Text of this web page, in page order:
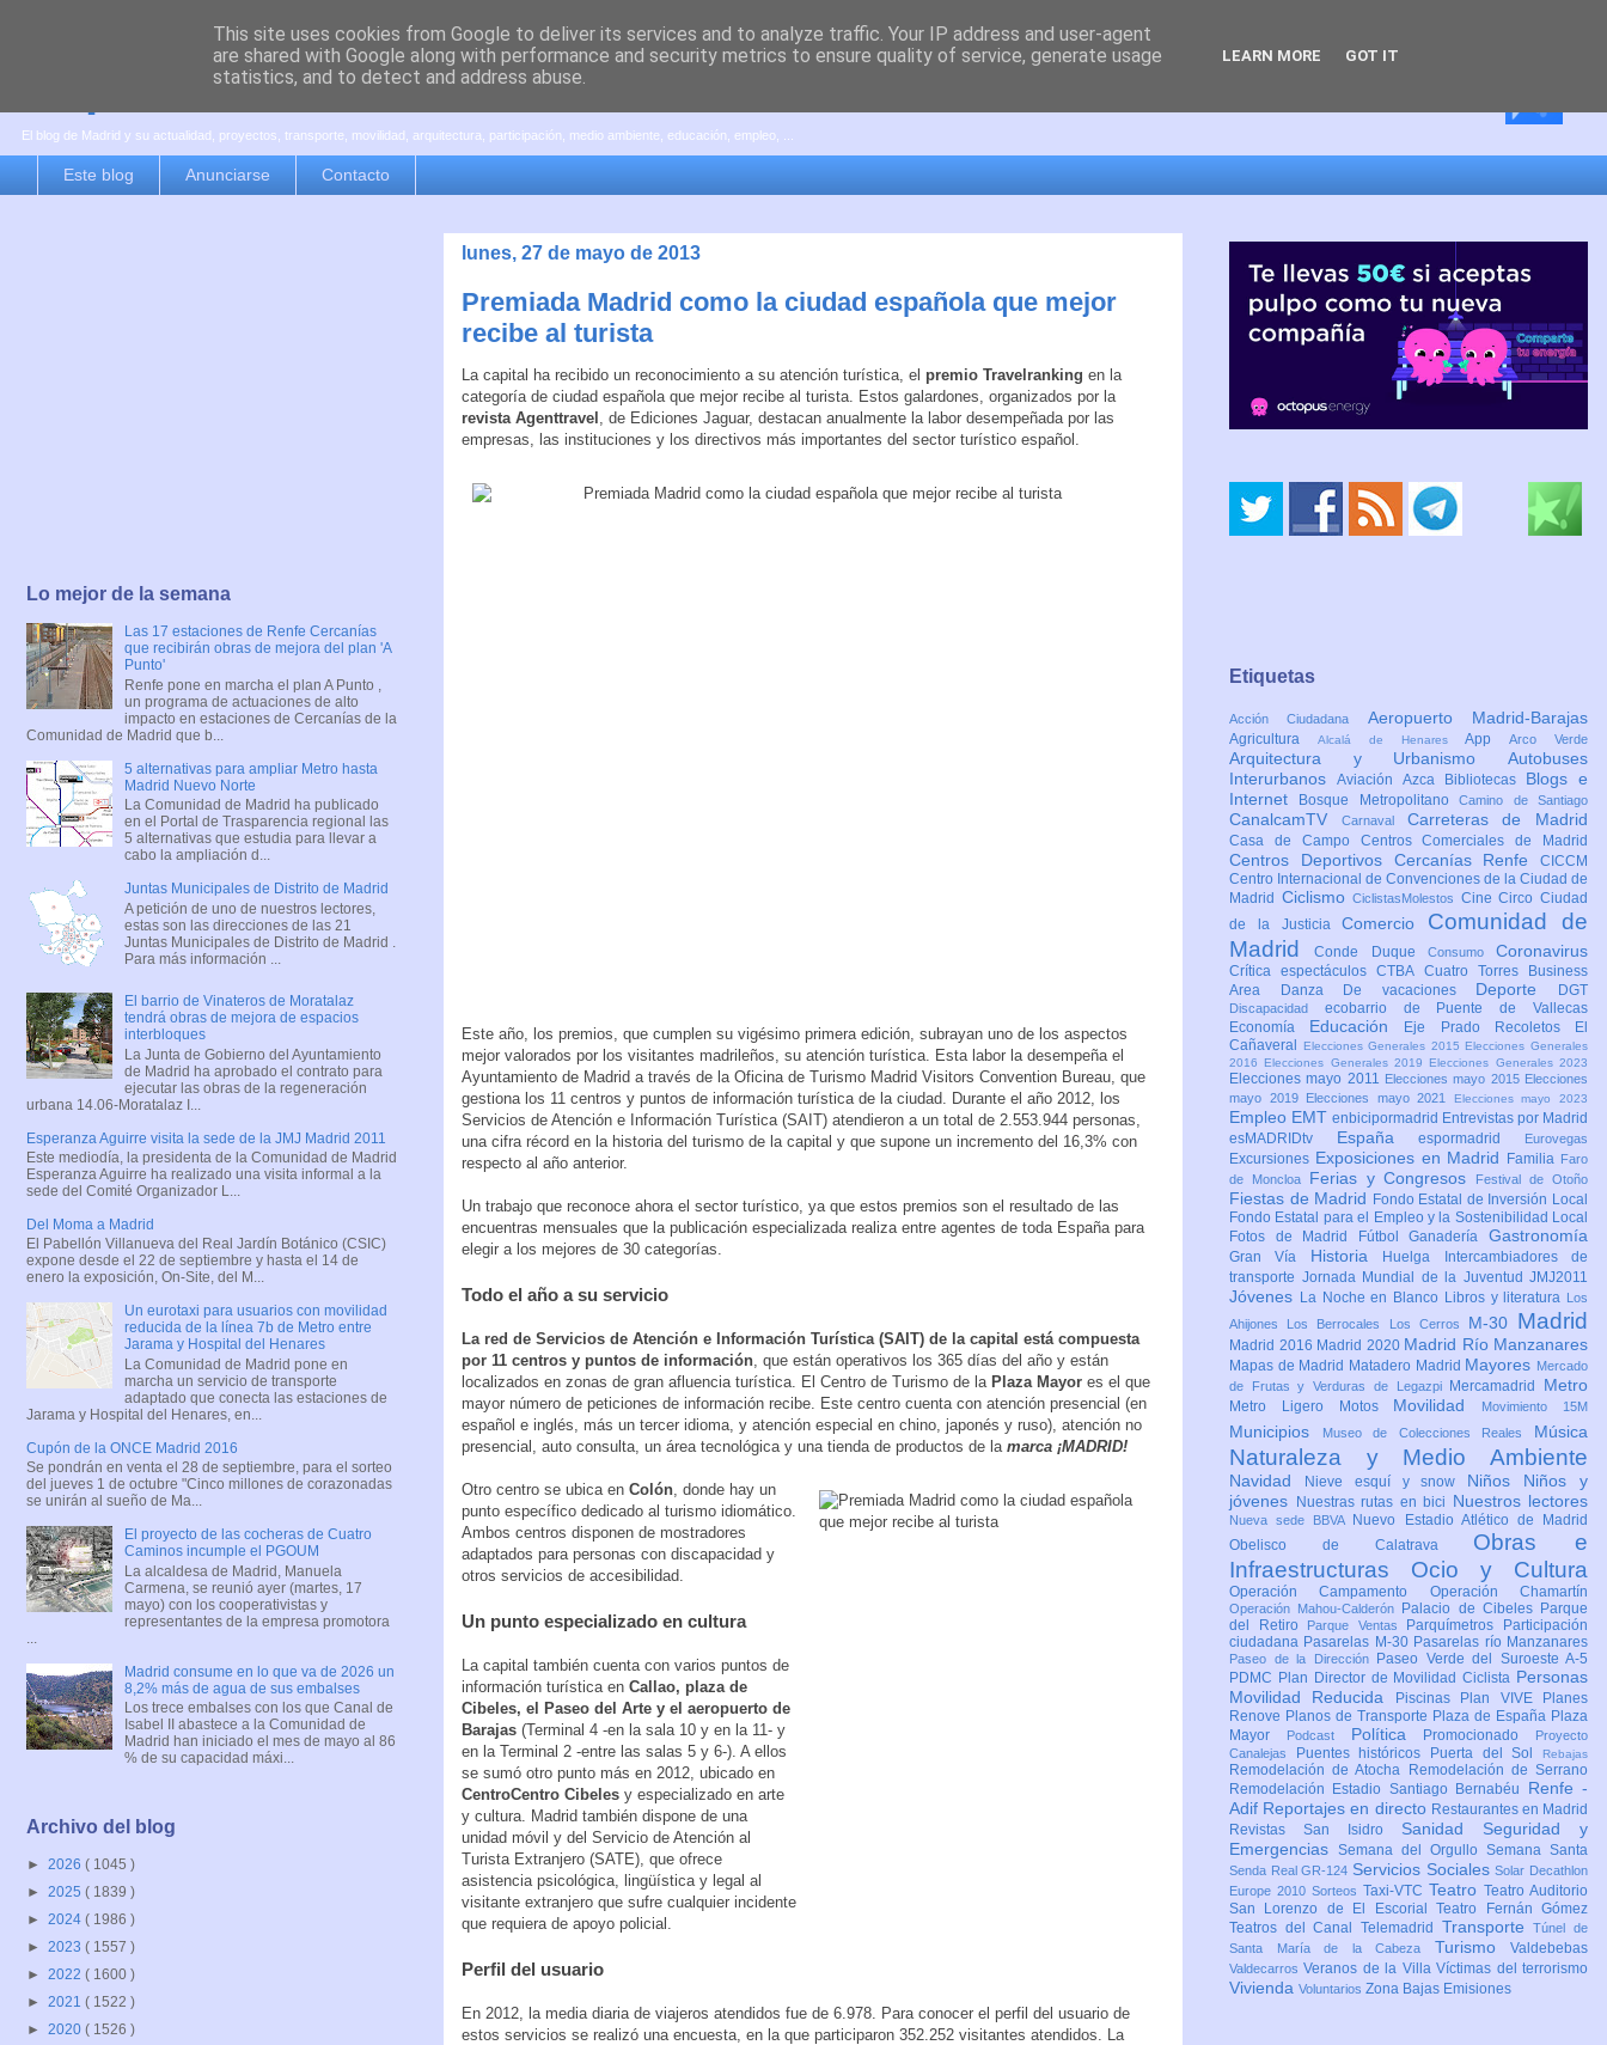
es por madrid
El blog de Madrid y su actualidad, proyectos, transporte, movilidad, arquitectura, participación, medio ambiente, educación, empleo, ...
Este blog Anunciarse Contacto
lunes, 27 de mayo de 2013
Premiada Madrid como la ciudad española que mejor
recibe al turista
La capital ha recibido un reconocimiento a su atención turística, el premio Travelranking en la
categoría de ciudad española que mejor recibe al turista. Estos galardones, organizados por la
revista Agenttravel
, de Ediciones Jaguar, destacan anualmente la labor desempeñada por las
empresas, las instituciones y los directivos más importantes del sector turístico español.
Este año, los premios, que cumplen su vigésimo primera edición, subrayan uno de los aspectos
mejor valorados por los visitantes madrileños, su atención turística. Esta labor la desempeña el
Ayuntamiento de Madrid a través de la Oficina de Turismo Madrid Visitors Convention Bureau, que
gestiona los 11 centros y puntos de información turística de la ciudad. Durante el año 2012, los
Servicios de Atención e Información Turística (SAIT) atendieron a un total de 2.553.944 personas,
una cifra récord en la historia del turismo de la capital y que supone un incremento del 16,3% con
respecto al año anterior.
Un trabajo que reconoce ahora el sector turístico, ya que estos premios son el resultado de las
encuentras mensuales que la publicación especializada realiza entre agentes de toda España para
elegir a los mejores de 30 categorías.
Todo el año a su servicio
La red de Servicios de Atención e Información Turística (SAIT) de la capital está compuesta
por 11 centros y puntos de información , que están operativos los 365 días del año y están
localizados en zonas de gran afluencia turística. El Centro de Turismo de la Plaza Mayor es el que
mayor número de peticiones de información recibe. Este centro cuenta con atención presencial (en
español e inglés, más un tercer idioma, y atención especial en chino, japonés y ruso), atención no
presencial, auto consulta, un área tecnológica y una tienda de productos de la marca ¡MADRID!
Otro centro se ubica en Colón , donde hay un
punto específico dedicado al turismo idiomático.
Ambos centros disponen de mostradores
adaptados para personas con discapacidad y
otros servicios de accesibilidad.
Un punto especializado en cultura
La capital también cuenta con varios puntos de
información turística en Callao, plaza de
Cibeles, el Paseo del Arte y el aeropuerto de
Barajas (Terminal 4 -en la sala 10 y en la 11- y
en la Terminal 2 -entre las salas 5 y 6-). A ellos
se sumó otro punto más en 2012, ubicado en
CentroCentro Cibeles y especializado en arte
y cultura. Madrid también dispone de una
unidad móvil y del Servicio de Atención al
Turista Extranjero (SATE), que ofrece
asistencia psicológica, lingüística y legal al
visitante extranjero que sufre cualquier incidente
que requiera de apoyo policial.
Perfil del usuario
En 2012, la media diaria de viajeros atendidos fue de 6.978. Para conocer el perfil del usuario de
estos servicios se realizó una encuesta, en la que participaron 352.252 visitantes atendidos. La
Lo mejor de la semana
Las 17 estaciones de Renfe Cercanías
que recibirán obras de mejora del plan 'A
Punto'
Renfe pone en marcha el plan A Punto ,
un programa de actuaciones de alto
impacto en estaciones de Cercanías de la
Comunidad de Madrid que b...
5 alternativas para ampliar Metro hasta
Madrid Nuevo Norte
La Comunidad de Madrid ha publicado
en el Portal de Trasparencia regional las
5 alternativas que estudia para llevar a
cabo la ampliación d...
Juntas Municipales de Distrito de Madrid
A petición de uno de nuestros lectores,
estas son las direcciones de las 21
Juntas Municipales de Distrito de Madrid .
Para más información ...
El barrio de Vinateros de Moratalaz
tendrá obras de mejora de espacios
interbloques
La Junta de Gobierno del Ayuntamiento
de Madrid ha aprobado el contrato para
ejecutar las obras de la regeneración
urbana 14.06-Moratalaz I...
Esperanza Aguirre visita la sede de la JMJ Madrid 2011
Este mediodía, la presidenta de la Comunidad de Madrid
Esperanza Aguirre ha realizado una visita informal a la
sede del Comité Organizador L...
Del Moma a Madrid
El Pabellón Villanueva del Real Jardín Botánico (CSIC)
expone desde el 22 de septiembre y hasta el 14 de
enero la exposición, On-Site, del M...
Un eurotaxi para usuarios con movilidad
reducida de la línea 7b de Metro entre
Jarama y Hospital del Henares
La Comunidad de Madrid pone en
marcha un servicio de transporte
adaptado que conecta las estaciones de
Jarama y Hospital del Henares, en...
Cupón de la ONCE Madrid 2016
Se pondrán en venta el 28 de septiembre, para el sorteo
del jueves 1 de octubre "Cinco millones de corazonadas
se unirán al sueño de Ma...
El proyecto de las cocheras de Cuatro
Caminos incumple el PGOUM
La alcaldesa de Madrid, Manuela
Carmena, se reunió ayer (martes, 17
mayo) con los cooperativistas y
representantes de la empresa promotora
Madrid consume en lo que va de 2026 un
8,2% más de agua de sus embalses
Los trece embalses con los que Canal de
Isabel II abastece a la Comunidad de
Madrid han iniciado el mes de mayo al 86
% de su capacidad máxi...
Archivo del blog
► 2026 ( 1045 )
► 2025 ( 1839 )
► 2024 ( 1986 )
► 2023 ( 1557 )
► 2022 ( 1600 )
► 2021 ( 1522 )
► 2020 ( 1526 )
Etiquetas
Acción Ciudadana Aeropuerto Madrid-Barajas
Agricultura Alcalá de HenaresAppArco Verde
Arquitectura y Urbanismo Autobuses
Interurbanos Aviación Azca Bibliotecas Blogs e
Internet
Bosque MetropolitanoCamino de Santiago
CanalcamTV Carnaval Carreteras de Madrid
Casa de Campo Centros Comerciales de Madrid
Centros Deportivos Cercanías Renfe CICCM
Centro Internacional de Convenciones de la Ciudad de
Madrid CiclismoCiclistasMolestos CineCircoCiudad
de la JusticiaComercio Comunidad de
MadridConde Duque Consumo Coronavirus
Crítica espectáculosCTBA Cuatro Torres Business
Area
Danza De vacaciones Deporte DGT
Discapacidad ecobarrio de Puente de Vallecas
Economía Educación Eje Prado Recoletos
El
Cañaveral
Elecciones Generales 2015 Elecciones Generales
2016 Elecciones Generales 2019 Elecciones Generales 2023
Elecciones mayo 2011 Elecciones mayo 2015 Elecciones
mayo 2019
Elecciones mayo 2021 Elecciones mayo 2023
Empleo EMT enbicipormadrid Entrevistas por Madrid
esMADRIDtv Españaespormadrid Eurovegas
Excursiones Exposiciones en Madrid Familia Faro
de Moncloa
Ferias y Congresos Festival de Otoño
Fiestas de Madrid Fondo Estatal de Inversión Local
Fondo Estatal para el Empleo y la Sostenibilidad Local
Fotos de Madrid
FútbolGanaderíaGastronomía
Gran Vía Historia Huelga
Intercambiadores de
transporte Jornada Mundial de la Juventud JMJ2011
Jóvenes La Noche en Blanco Libros y literatura
Los
Ahijones
Los Berrocales Los Cerros M-30 Madrid
Madrid 2016 Madrid 2020 Madrid Río Manzanares
Mapas de Madrid Matadero Madrid Mayores Mercado
de Frutas y Verduras de Legazpi
Mercamadrid Metro
Metro Ligero Motos Movilidad Movimiento 15M
Municipios Museo de Colecciones Reales Música
Naturaleza y Medio Ambiente
Navidad Nieve esquí y snow Niños Niños y
jóvenes
Nuestras rutas en bici Nuestros lectores
Nueva sede BBVA
Nuevo Estadio Atlético de Madrid
Obelisco de Calatrava Obras e
Infraestructuras Ocio y Cultura
Operación Campamento Operación Chamartín
Operación Mahou-Calderón Palacio de Cibeles Parque
del Retiro
Parque Ventas Parquímetros
Participación
ciudadana Pasarelas M-30 Pasarelas río Manzanares
Paseo de la Dirección
Paseo Verde del Suroeste A-5
PDMC Plan Director de Movilidad Ciclista Personas
Movilidad Reducida
Piscinas Plan VIVE
Planes
Renove Planos de Transporte Plaza de España Plaza
Mayor
Podcast Política Promocionado
Proyecto
Canalejas
Puentes históricos Puerta del Sol Rebajas
Remodelación de Atocha
Remodelación de Serrano
Remodelación Estadio Santiago Bernabéu Renfe -
Adif Reportajes en directo Restaurantes en Madrid
Revistas San Isidro Sanidad Seguridad y
Emergencias Semana del Orgullo Semana Santa
Senda Real GR-124 Servicios SocialesSolar Decathlon
Europe 2010 Sorteos Taxi-VTC Teatro Teatro Auditorio
San Lorenzo de El EscorialTeatro Fernán Gómez
Teatros del Canal Telemadrid TransporteTúnel de
Santa María de la Cabeza Turismo Valdebebas
ValdecarrosVeranos de la VillaVíctimas del terrorismo
Vivienda Voluntarios Zona Bajas Emisiones
This site uses cookies from Google to deliver its services and to analyze traffic. Your IP address and user-agent
are shared with Google along with performance and security metrics to ensure quality of service, generate usage
statistics, and to detect and address abuse.
LEARN MORE GOT IT